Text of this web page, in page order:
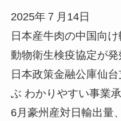
2025年７月14日
日本産牛肉の中国向
動物衛生検疫協定が発
日本政策金融公庫仙
ぶ わかりやすい事業
6月豪州産対日輸出量